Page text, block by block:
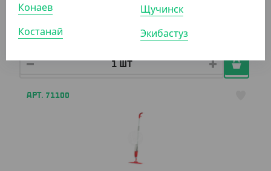
Швабра для мытья полов "Чистые руки", с насадкой
АРТ. 71100
Конаев
Костанай
Щучинск
Экибастуз